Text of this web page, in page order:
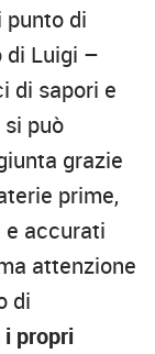
punto di
di Luigi –
di sapori e
può
grazie
prime,
e accurati
attenzione
di
propri